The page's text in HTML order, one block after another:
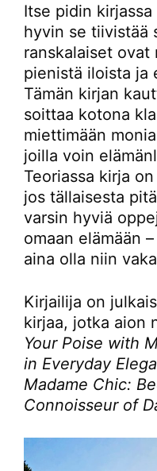
Itse pidin
hyvin se tiivistää
ranskalaiset ovat
pienistä iloista ja
Tämän kirjan
soittaa kotona
miettimään
joilla voin
Teoriassa kirja
jos tällaisesta
varsin hyviä
omaan elämään
aina olla niin
Kirjailija on
kirjaa, jotka aion
Your Poise with
in Everyday
Madame Chic:
Connoisseur of